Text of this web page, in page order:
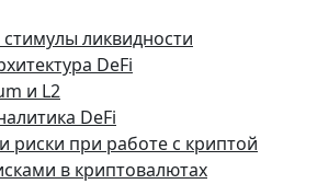
ликвидности
DeFi
и L2
DeFi
риски при работе с криптой
в криптовалютах